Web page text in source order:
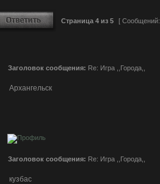
Страница 4 из 5 [
Заголовок сообщения: Re: Игра ,,Города,,
Архангельск
Заголовок сообщения: Re: Игра ,,Города,,
кузбас